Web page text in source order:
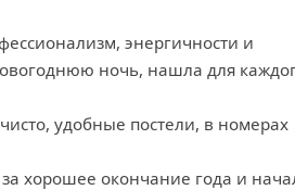
энергичности и
ночь, нашла для
удобные постели, в номерах
хорошее окончание года и